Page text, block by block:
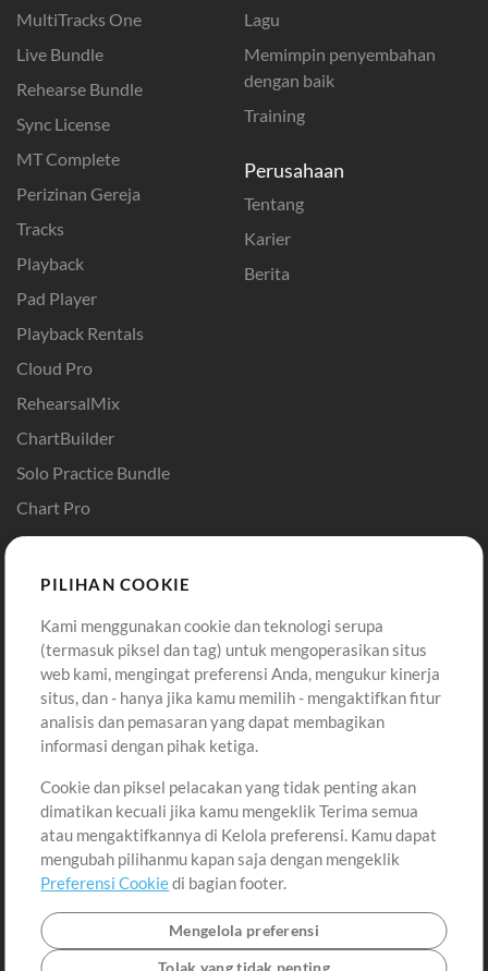
MultiTracks One
Live Bundle
Rehearse Bundle
Sync License
MT Complete
Perizinan Gereja
Tracks
Playback
Pad Player
Playback Rentals
Cloud Pro
RehearsalMix
ChartBuilder
Solo Practice Bundle
Chart Pro
Template ProPresenter
Sound
Lagu
Memimpin penyembahan
dengan baik
Training
Perusahaan
Tentang
Karier
Berita
Pembelian
Beli Kredit
Konten Gratis
Permintaan Lagu
Lain-lain
Sesi
Kirimkan musik kamu
Playlist
MT Conference
Akun
Masuk
Daftar
Lihat Keranjang
PILIHAN COOKIE
Kami menggunakan cookie dan teknologi serupa
(termasuk piksel dan tag) untuk mengoperasikan situs
web kami, mengingat preferensi Anda, mengukur kinerja
situs, dan - hanya jika kamu memilih - mengaktifkan fitur
analisis dan pemasaran yang dapat membagikan
informasi dengan pihak ketiga.
Cookie dan piksel pelacakan yang tidak penting akan
dimatikan kecuali jika kamu mengeklik Terima semua
atau mengaktifkannya di Kelola preferensi. Kamu dapat
mengubah pilihanmu kapan saja dengan mengeklik
Preferensi Cookiedi bagian footer.
Mengelola preferensi
Tolak yang tidak penting